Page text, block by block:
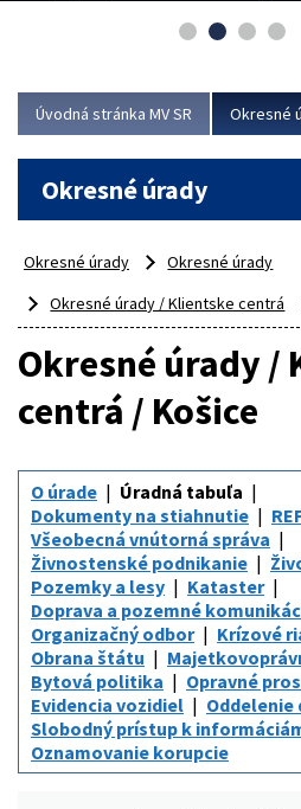
asociácie poisťovní (SLASPO) a
Viac
Úvodná stránka MV SR Okresné
Okresné úrady
Okresné úrady
Okresné úrady
Okresné úrady / Klientske centrá
Okresné úrady /
centrá / Košice
O úrade
Úradná tabuľa
Dokumenty na stiahnutie
Všeobecná vnútorná správa
Živnostenské podnikanie
Pozemky a lesy
Kataster
Doprava a pozemné
Organizačný odbor
Krízové
Obrana štátu
Bytová politika
Opravné
Evidencia vozidiel
Slobodný prístup k
Oznamovanie korupcie